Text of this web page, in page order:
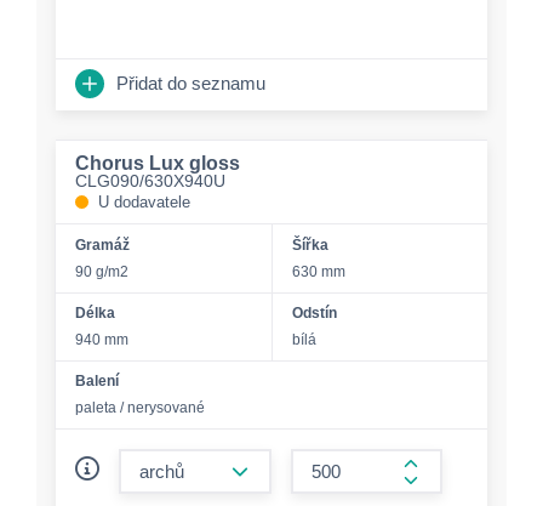
Přidat do seznamu
Chorus Lux gloss
CLG090/630X940U
U dodavatele
Gramáž
90 g/m2
Šířka
630 mm
Délka
940 mm
Odstín
bílá
Balení
paleta / nerysované
form.increase-